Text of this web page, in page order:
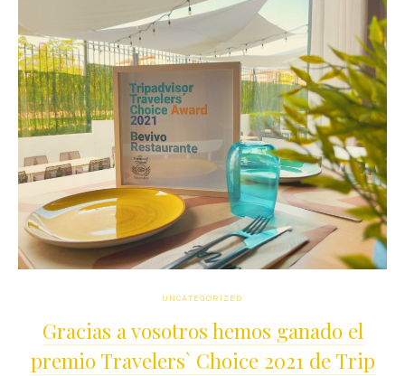
UNCATEGORIZED
Gracias a vosotros hemos ganado el
premio Travelers` Choice 2021 de Trip